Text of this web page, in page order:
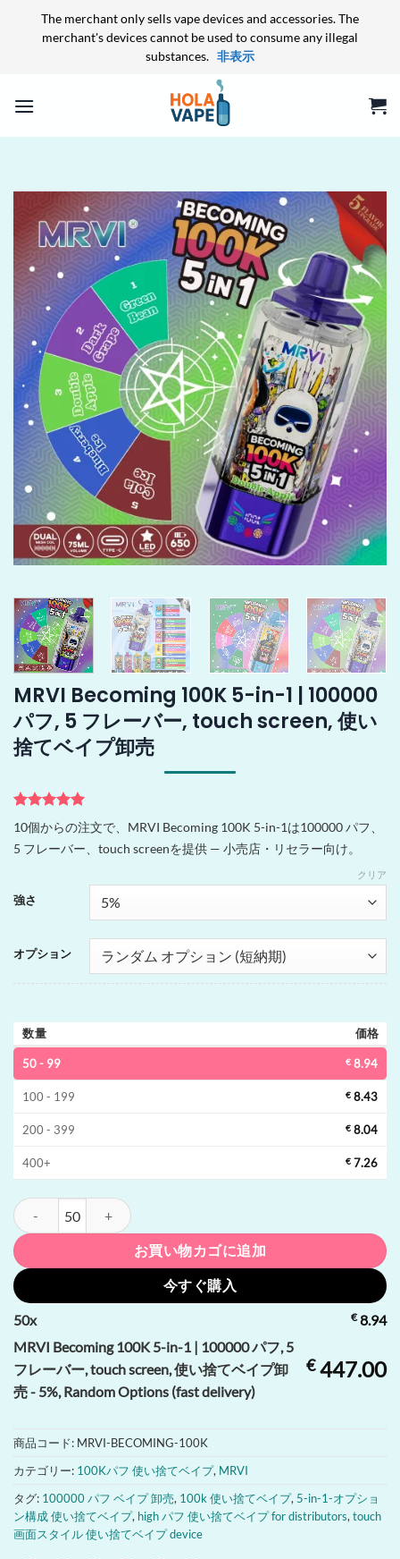
The merchant only sells vape devices and accessories. The
merchant's devices cannot be used to consume any illegal
substances. 非表示
MRVI Becoming 100K 5-in-1 | 100000
パフ, 5 フレーバー, touch screen, 使い
捨てベイプ卸売
1件の利用者
評価に基づ
く5段階評
10個からの注文で、MRVI Becoming 100K 5-in-1は100000 パフ、
5 フレーバー、touch screenを提供 — 小売店・リセラー向け。
強さ
オプション
クリア
数量 価格
50 - 99 € 8.94
100 - 199 € 8.43
200 - 399 € 8.04
400+ € 7.26
MRVI Becoming 100K 5-in-1 | 100000 パフ, 5 フレーバー, touch
お買い物カゴに追加
今すぐ購入
50x €8.94
MRVI Becoming 100K 5-in-1 | 100000 パフ, 5
フレーバー, touch screen, 使い捨てベイプ卸
売 - 5%, Random Options (fast delivery)
€447.00
商品コード: MRVI-BECOMING-100K
カテゴリー: 100Kパフ 使い捨てベイプ, MRVI
タグ: 100000 パフ ベイプ 卸売, 100k 使い捨てベイプ, 5-in-1-オプショ
ン構成 使い捨てベイプ, high パフ 使い捨てベイプ for distributors, touch
画面スタイル 使い捨てベイプ device